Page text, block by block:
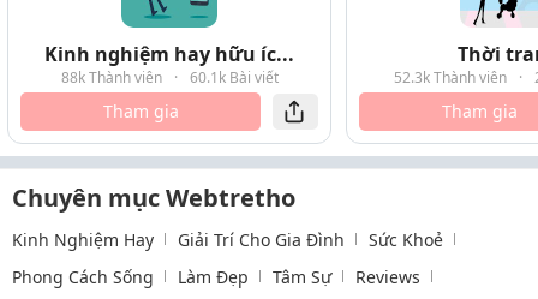
Kinh nghiệm hay hữu íc...
88k Thành viên · 60.1k Bài viết
Tham gia
Thời
52.3k Thành viên ·
Tham gia
Chuyên mục Webtretho
Kinh Nghiệm Hay Giải Trí Cho Gia Đình
Sức Khoẻ
Phong Cách Sống
Làm Đẹp Tâm Sự Reviews